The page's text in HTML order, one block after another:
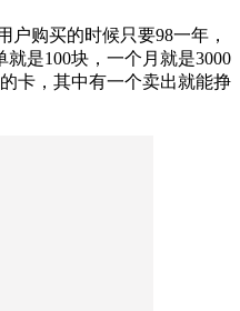
户购买的时候只要98一年，
是100块，一个月就是3000
卡，其中有一个卖出就能挣